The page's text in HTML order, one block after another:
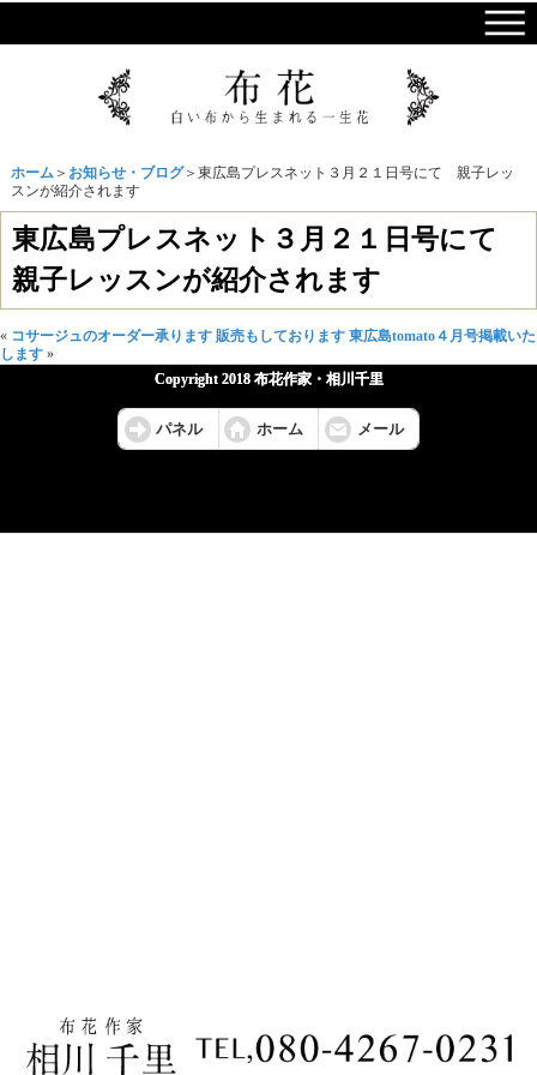
ホーム＞ お知らせ・ブログ＞東広島プレスネット３月２１日号にて 親子レッ
スンが紹介されます
東広島プレスネット３月２１日号にて
親子レッスンが紹介されます
« コサージュのオーダー承ります 販売もしております 東広島tomato４月号掲載いた
します »
Copyright 2018 布花作家・相川千里
パネル ホーム メール